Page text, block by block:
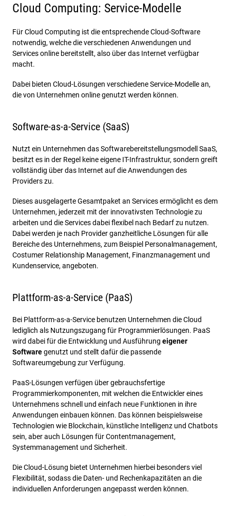
Cloud Computing: Service-Modelle
Für Cloud Computing ist die entsprechende Cloud-Software
notwendig, welche die verschiedenen Anwendungen und
Services online bereitstellt, also über das Internet verfügbar
macht.
Dabei bieten Cloud-Lösungen verschiedene Service-Modelle an,
die von Unternehmen online genutzt werden können.
Software-as-a-Service (SaaS)
Nutzt ein Unternehmen das Softwarebereitstellungsmodell SaaS,
besitzt es in der Regel keine eigene IT-Infrastruktur, sondern greift
vollständig über das Internet auf die Anwendungen des
Providers zu.
Dieses ausgelagerte Gesamtpaket an Services ermöglicht es dem
Unternehmen, jederzeit mit der innovativsten Technologie zu
arbeiten und die Services dabei flexibel nach Bedarf zu nutzen.
Dabei werden je nach Provider ganzheitliche Lösungen für alle
Bereiche des Unternehmens, zum Beispiel Personalmanagement,
Costumer Relationship Management, Finanzmanagement und
Kundenservice, angeboten.
Plattform-as-a-Service (PaaS)
Bei Plattform-as-a-Service benutzen Unternehmen die Cloud
lediglich als Nutzungszugang für Programmierlösungen. PaaS
wird dabei für die Entwicklung und Ausführung eigener
Softwaregenutzt und stellt dafür die passende
Softwareumgebung zur Verfügung.
PaaS-Lösungen verfügen über gebrauchsfertige
Programmierkomponenten, mit welchen die Entwickler eines
Unternehmens schnell und einfach neue Funktionen in ihre
Anwendungen einbauen können. Das können beispielsweise
Technologien wie Blockchain, künstliche Intelligenz und Chatbots
sein, aber auch Lösungen für Contentmanagement,
Systemmanagement und Sicherheit.
Die Cloud-Lösung bietet Unternehmen hierbei besonders viel
Flexibilität, sodass die Daten- und Rechenkapazitäten an die
individuellen Anforderungen angepasst werden können.